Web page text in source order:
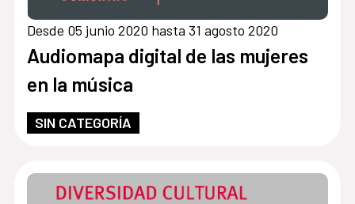
Desde 05 junio 2020 hasta 31 agosto 2020
Audiomapa digital de las mujeres
en la música
SIN CATEGORÍA